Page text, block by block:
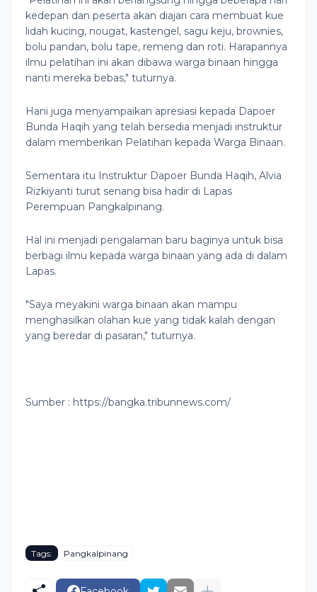
kedepan dan peserta akan diajari cara membuat kue
lidah kucing, nougat, kastengel, sagu keju, brownies,
bolu pandan, bolu tape, remeng dan roti. Harapannya
ilmu pelatihan ini akan dibawa warga binaan hingga
nanti mereka bebas," tuturnya.
Hani juga menyampaikan apresiasi kepada Dapoer
Bunda Haqih yang telah bersedia menjadi instruktur
dalam memberikan Pelatihan kepada Warga Binaan.
Sementara itu Instruktur Dapoer Bunda Haqih, Alvia
Rizkiyanti turut senang bisa hadir di Lapas
Perempuan Pangkalpinang.
Hal ini menjadi pengalaman baru baginya untuk bisa
berbagi ilmu kepada warga binaan yang ada di dalam
Lapas.
"Saya meyakini warga binaan akan mampu
menghasilkan olahan kue yang tidak kalah dengan
yang beredar di pasaran," tuturnya.
Sumber : https://bangka.tribunnews.com/
Tags: Pangkalpinang